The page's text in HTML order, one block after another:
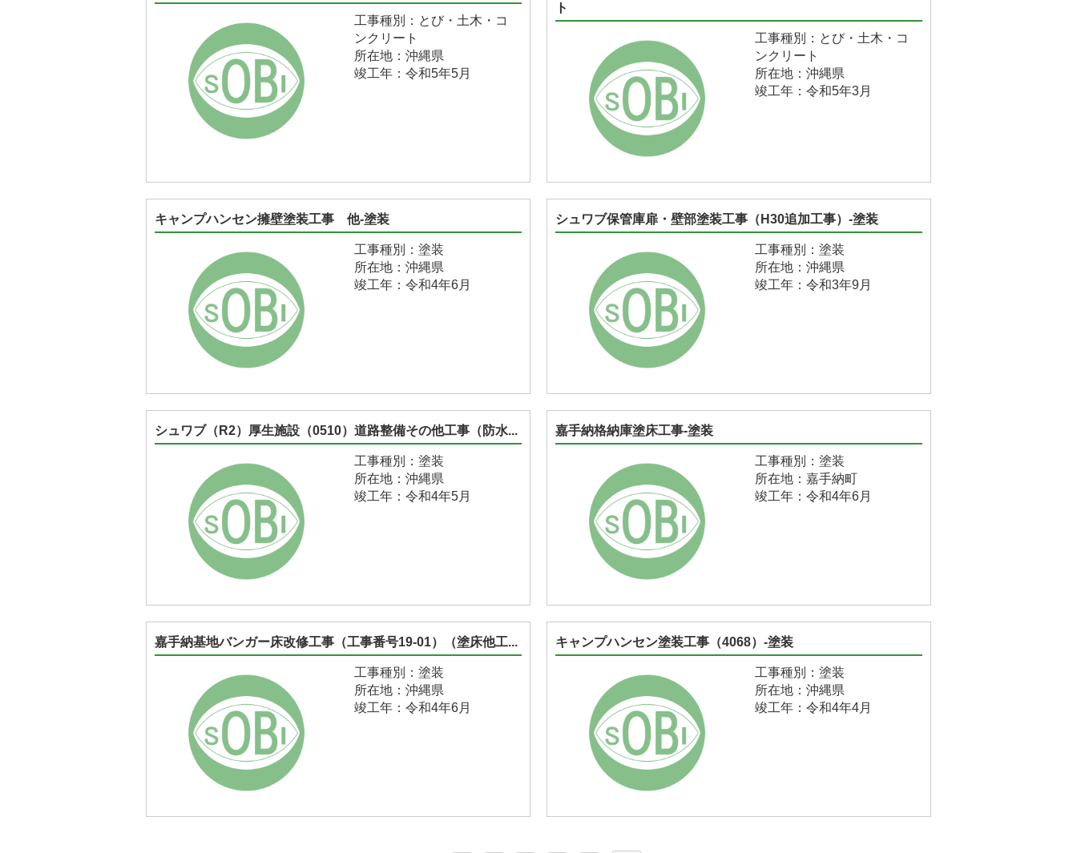
工事種別：とび・土木・コ
ンクリート
所在地：沖縄県
竣工年：令和5年5月
ト
工事種別：とび・土木・コ
ンクリート
所在地：沖縄県
竣工年：令和5年3月
キャンプハンセン擁壁塗装工事 他-塗装
工事種別：塗装
所在地：沖縄県
竣工年：令和4年6月
シュワブ保管庫扉・壁部塗装工事（H30追加工事）-塗装
工事種別：塗装
所在地：沖縄県
竣工年：令和3年9月
シュワブ（R2）厚生施設（0510）道路整備その他工事（防水...
工事種別：塗装
所在地：沖縄県
竣工年：令和4年5月
嘉手納格納庫塗床工事-塗装
工事種別：塗装
所在地：嘉手納町
竣工年：令和4年6月
嘉手納基地バンガー床改修工事（工事番号19-01）（塗床他工...
工事種別：塗装
所在地：沖縄県
竣工年：令和4年6月
キャンプハンセン塗装工事（4068）-塗装
工事種別：塗装
所在地：沖縄県
竣工年：令和4年4月